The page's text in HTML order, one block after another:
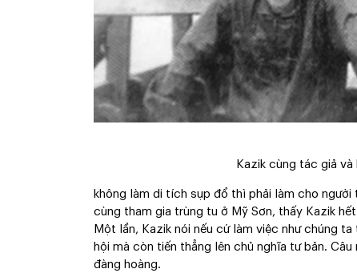
Kazik cùng tác giả
không làm di tích sụp đổ thì phải làm cho
cùng tham gia trùng tu ở Mỹ Sơn, thấy Kazik
Một lần, Kazik nói nếu cứ làm việc như chúng
hội mà còn tiến thẳng lên chủ nghĩa tư bản.
đàng hoàng.